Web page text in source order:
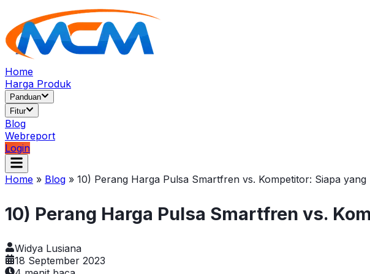
Home
Harga Produk
Panduan
Fitur
Blog
Webreport
Login
Home » Blog » 10) Perang Harga Pulsa Smartfren vs. Kompetitor: Siapa yang
10) Perang Harga Pulsa Smartfren vs.
Widya Lusiana
18 September 2023